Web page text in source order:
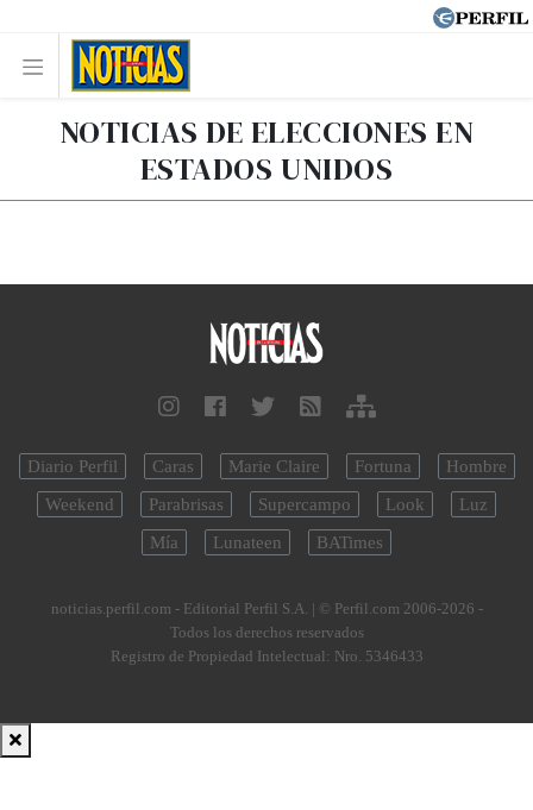
NOTICIAS DE ELECCIONES EN
ESTADOS UNIDOS
Diario Perfil Caras Marie Claire Fortuna
Hombre
Weekend
Parabrisas Supercampo Look
Luz
Mía
Lunateen BATimes
noticias.perfil.com - Editorial Perfil S.A. | © Perfil.com 2006-2026 -
Todos los derechos reservados
Registro de Propiedad Intelectual: Nro. 5346433